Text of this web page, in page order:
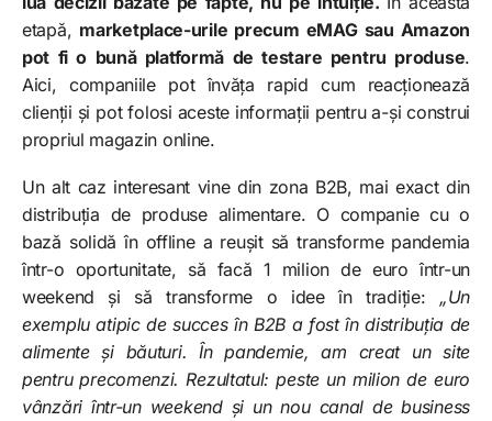
etapă, marketplace-urile precum eMAG sau Amazon
pot fi o bună platformă de testare pentru produse.
Aici, companiile pot învăța rapid cum reacționează
clienții și pot folosi aceste informații pentru a-și construi
propriul magazin online.
Un alt caz interesant vine din zona B2B, mai exact din
distribuția de produse alimentare. O companie cu o
bază solidă în offline a reușit să transforme pandemia
într-o oportunitate, să facă 1 milion de euro într-un
weekend și să transforme o idee în tradiție: „Un
exemplu atipic de succes în B2B a fost în distribuția de
alimente și băuturi. În pandemie, am creat un site
pentru precomenzi. Rezultatul: peste un milion de euro
vânzări într-un weekend și un nou canal de business